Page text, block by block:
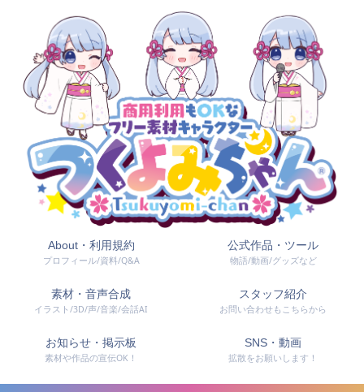
About・利用規約
プロフィール/資料/Q&A
公式作品・ツール
物語/動画/グッズなど
素材・音声合成
イラスト/3D/声/音楽/会話AI
スタッフ紹介
お問い合わせもこちらから
お知らせ・掲示板
素材や作品の宣伝OK！
SNS・動画
拡散をお願いします！